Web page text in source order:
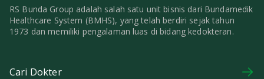
RS Bunda Group adalah salah satu unit bisnis dari Bundamedik
Healthcare System (BMHS), yang telah berdiri sejak tahun
1973 dan memiliki pengalaman luas di bidang kedokteran.
Cari Dokter